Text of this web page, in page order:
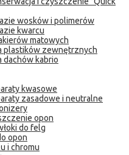
wosków i polimerów
kwarcu
matowych
plastików zewnętrznych
dachów kabrio
kwasowe
zasadowe i neutralne
opon
do felg
opon
i chromu